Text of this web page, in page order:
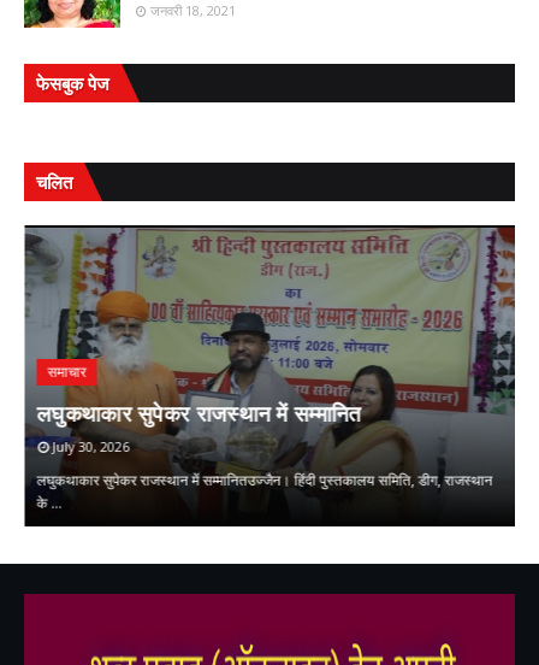
जनवरी 18, 2021
फेसबुक पेज
चलित
समाचार
लघुकथाकार सुपेकर राजस्थान में सम्मानित
July 30, 2026
लघुकथाकार सुपेकर राजस्थान में सम्मानितउज्जैन। हिंदी पुस्तकालय समिति, डीग, राजस्थान
के …